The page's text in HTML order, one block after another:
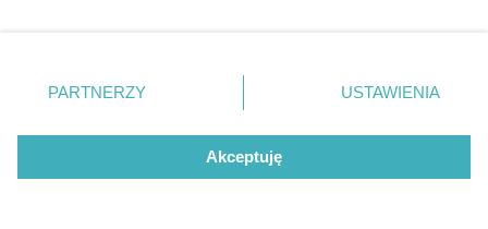
the:protocol
zmienić/wycofać klikając przycisk ustawień prywatności
znajdujący się w lewym dolnym rogu strony
. Niektóre
użytkownika, ale masz prawo sprzeciwić się takiemu
przetwarzaniu. Preferencje będą miały zastosowania tylko
PARTNERZY USTAWIENIA
Akceptuję